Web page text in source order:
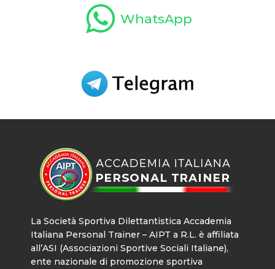
WhatsApp
La Società Sportiva Dilettantistica Accademia
Italiana Personal Trainer – AIPT a R.L. è affiliata
all’ASI (Associazioni Sportive Sociali Italiane),
ente nazionale di promozione sportiva